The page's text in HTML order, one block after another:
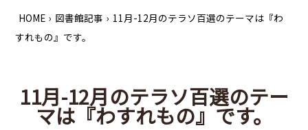
HOME › 図書館記事 › 11月-12月のテラソ百選のテーマは『わ
すれもの』です。
11月-12月のテラソ百選のテー
マは『わすれもの』です。